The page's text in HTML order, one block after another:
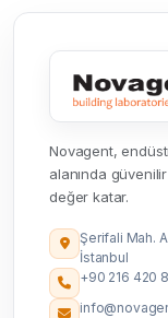
Novagent,
alanında
değer katar.
Şerifali Mah.
İstanbul
+90 216 420